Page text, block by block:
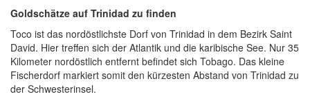
Goldschätze auf Trinidad zu finden
Toco ist das nordöstlichste Dorf von Trinidad in dem Bezirk Saint
David. Hier treffen sich der Atlantik und die karibische See. Nur 35
Kilometer nordöstlich entfernt befindet sich Tobago. Das kleine
Fischerdorf markiert somit den kürzesten Abstand von Trinidad zu
der Schwesterinsel.